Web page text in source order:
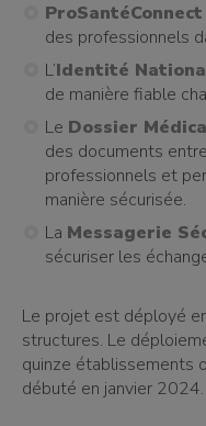
ProSantéConnect
des professionnels
L’Identité
de manière fiable
Le Dossier
des documents
professionnels et
manière sécurisée.
La Messagerie
sécuriser les
Le projet est déployé
structures. Le
quinze établissements
débuté en janvier